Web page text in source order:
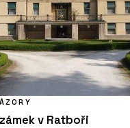
odsavač par Maris
v Ratboři